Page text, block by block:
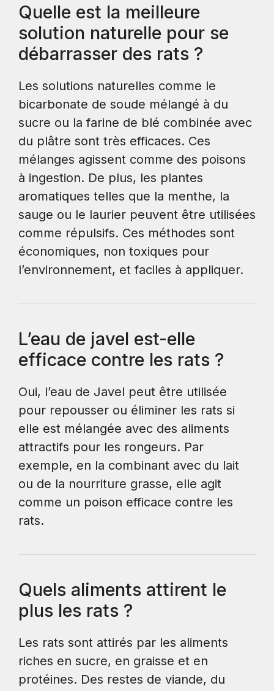
Quelle est la meilleure
solution naturelle pour se
débarrasser des rats ?
Les solutions naturelles comme le
bicarbonate de soude mélangé à du
sucre ou la farine de blé combinée avec
du plâtre sont très efficaces. Ces
mélanges agissent comme des poisons
à ingestion. De plus, les plantes
aromatiques telles que la menthe, la
sauge ou le laurier peuvent être utilisées
comme répulsifs. Ces méthodes sont
économiques, non toxiques pour
l’environnement, et faciles à appliquer.
L’eau de javel est-elle
efficace contre les rats ?
Oui, l’eau de Javel peut être utilisée
pour repousser ou éliminer les rats si
elle est mélangée avec des aliments
attractifs pour les rongeurs. Par
exemple, en la combinant avec du lait
ou de la nourriture grasse, elle agit
comme un poison efficace contre les
rats.
Quels aliments attirent le
plus les rats ?
Les rats sont attirés par les aliments
riches en sucre, en graisse et en
protéines. Des restes de viande, du